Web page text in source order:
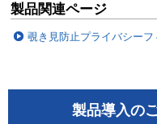
製品関連ページ
覗き見防止プライバシーフ
製品導入の